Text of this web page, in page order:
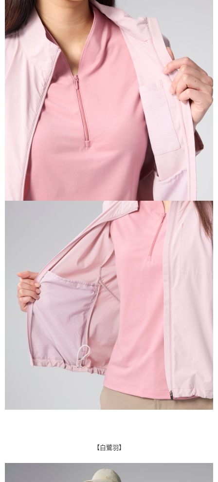
【白鷺羽】